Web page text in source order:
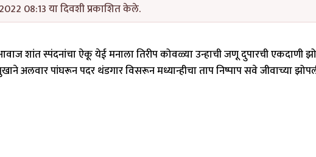
08:13 या दिवशी प्रकाशित केले.
शांत स्पंदनांचा ऐकू येई मनाला तिरीप कोवळ्या उन्हाची जणू दुपारची एकदाणी
अलवार पांघरून पदर थंडगार विसरून मध्यान्हीचा ताप निष्पाप सवे जीवाच्या